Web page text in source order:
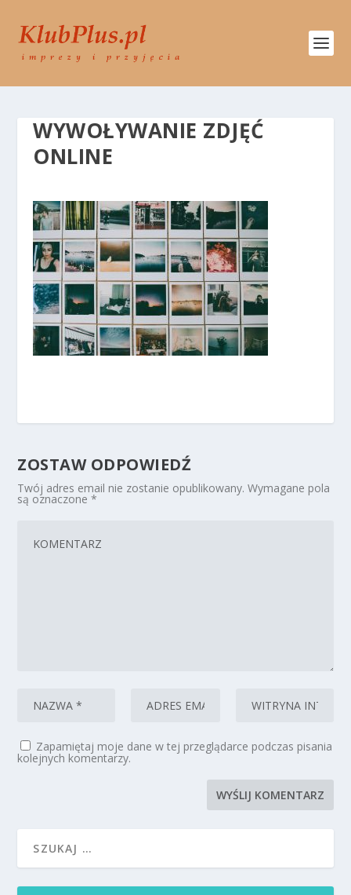
WYWOŁYWANIE ZDJĘĆ
ONLINE
ZOSTAW ODPOWIEDŹ
Twój adres email nie zostanie opublikowany. Wymagane pola
są oznaczone*
Zapamiętaj moje dane w tej przeglądarce podczas pisania
kolejnych komentarzy.